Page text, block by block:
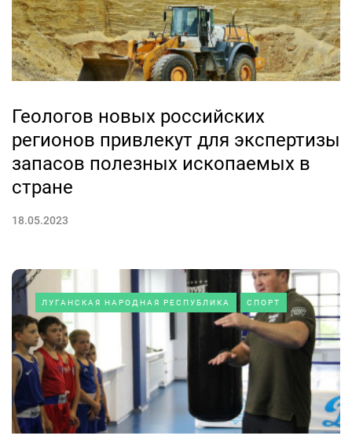
Геологов новых российских
регионов привлекут для экспертизы
запасов полезных ископаемых в
стране
18.05.2023
ЛУГАНСКАЯ НАРОДНАЯ РЕСПУБЛИКА СПОРТ